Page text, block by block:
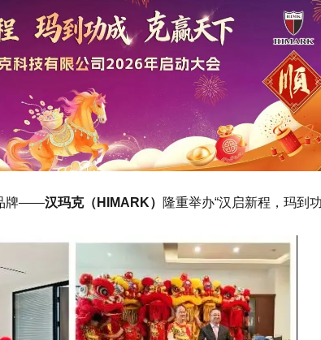
品牌——汉玛克（HIMARK） 隆重举办“汉启新程，玛到